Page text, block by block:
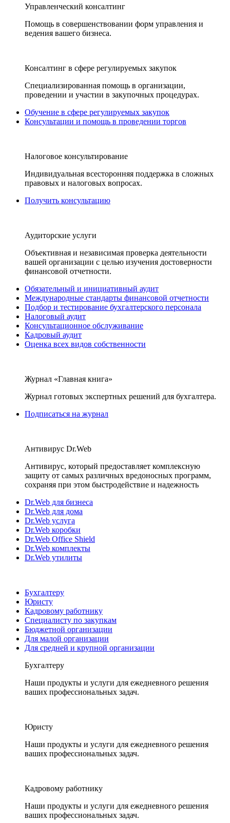
Управленческий консалтинг
Помощь в совершенствовании форм управления и
ведения вашего бизнеса.
Консалтинг в сфере регулируемых закупок
Специализированная помощь в организации,
проведении и участии в закупочных процедурах.
Обучение в сфере регулируемых закупок
Консультации и помощь в проведении торгов
Налоговое консультирование
Индивидуальная всесторонняя поддержка в сложных
правовых и налоговых вопросах.
Получить консультацию
Аудиторские услуги
Объективная и независимая проверка деятельности
вашей организации с целью изучения достоверности
финансовой отчетности.
Обязательный и инициативный аудит
Международные стандарты финансовой отчетности
Подбор и тестирование бухгалтерского персонала
Налоговый аудит
Консультационное обслуживание
Кадровый аудит
Оценка всех видов собственности
Журнал «Главная книга»
Журнал готовых экспертных решений для бухгалтера.
Подписаться на журнал
Антивирус Dr.Web
Антивирус, который предоставляет комплексную
защиту от самых различных вредоносных программ,
сохраняя при этом быстродействие и надежность
Dr.Web для бизнеса
Dr.Web для дома
Dr.Web услуга
Dr.Web коробки
Dr.Web Office Shield
Dr.Web комплекты
Dr.Web утилиты
Бухгалтеру
Юристу
Кадровому работнику
Специалисту по закупкам
Бюджетной организации
Для малой организации
Для средней и крупной организации
Бухгалтеру
Наши продукты и услуги для ежедневного решения
ваших профессиональных задач.
Юристу
Наши продукты и услуги для ежедневного решения
ваших профессиональных задач.
Кадровому работнику
Наши продукты и услуги для ежедневного решения
ваших профессиональных задач.